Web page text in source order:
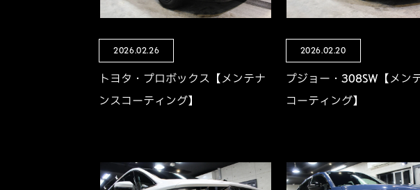
2026.02.26
トヨタ・プロボックス【メンテナ
ンスコーティング】
2026.02.20
プジョー・308SW【メン
コーティング】